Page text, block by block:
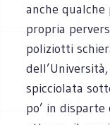
anche
propria
poliziotti
spicciolata
po’ in